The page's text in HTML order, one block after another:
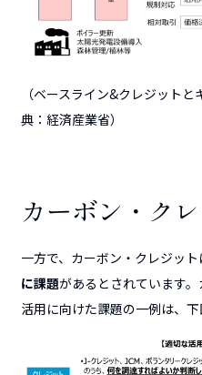
（ベースライン&クレジット
典：経済産業省）
カーボン・ク
一方で、カーボン・クレジット
に課題があるとされています
活用に向けた課題の一例は、下